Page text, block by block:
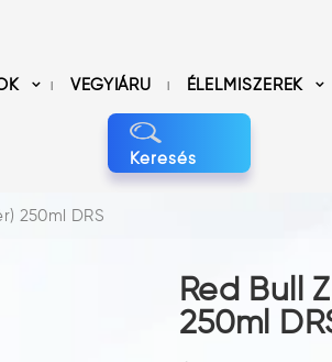
VEGYIÁRU ÉLELMISZEREK
Keresés
250ml DRS
Red Bull
250ml